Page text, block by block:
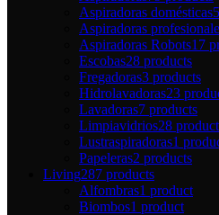
Aspiradoras domésticas
Aspiradoras
Aspiradoras Robots17
Escobas28 products
Fregadoras3 products
Hidrolavadoras23
Lavadoras7 products
Limpiavidrios28
Lustraspiradoras1
Papeleras2 products
Living287 products
Alfombras1 product
Biombos1 product